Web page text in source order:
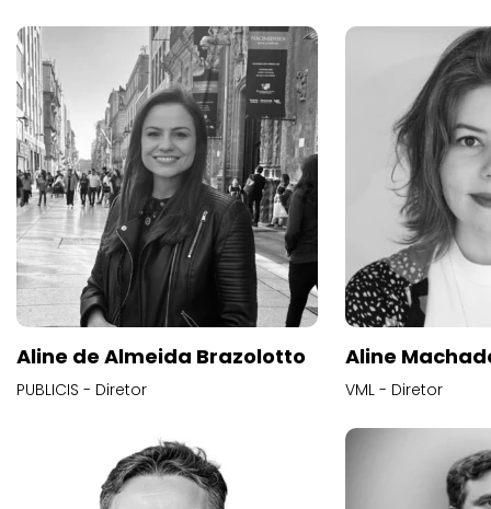
Aline de Almeida Brazolotto
PUBLICIS - Diretor
Aline
VML - Diretor